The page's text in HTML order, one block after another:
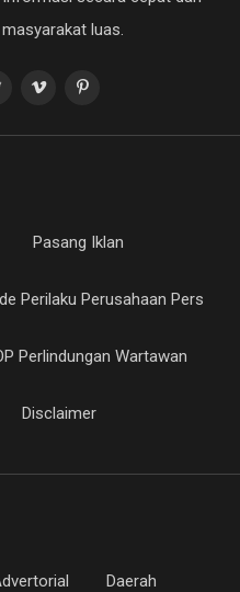
luas.
Pasang Iklan
Perilaku Perusahaan Pers
Perlindungan Wartawan
Disclaimer
Daerah